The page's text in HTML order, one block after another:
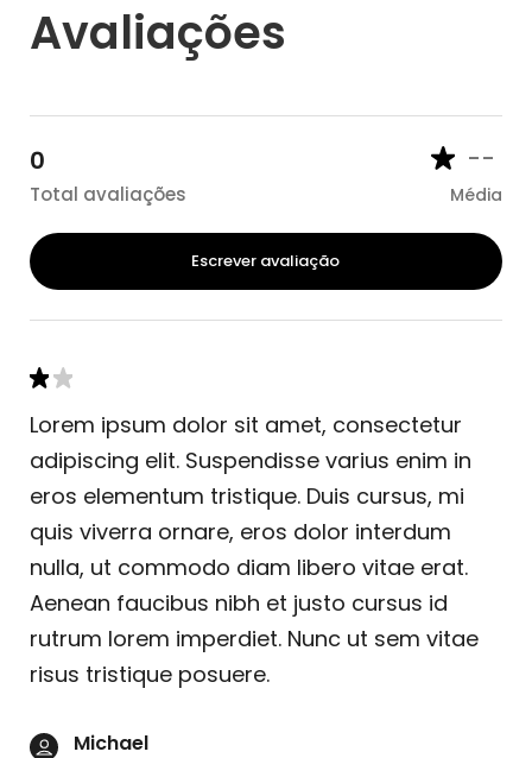
Avaliações
0
Total avaliações
--
Média
Escrever avaliação
Lorem ipsum dolor sit amet, consectetur
adipiscing elit. Suspendisse varius enim in
eros elementum tristique. Duis cursus, mi
quis viverra ornare, eros dolor interdum
nulla, ut commodo diam libero vitae erat.
Aenean faucibus nibh et justo cursus id
rutrum lorem imperdiet. Nunc ut sem vitae
risus tristique posuere.
Michael